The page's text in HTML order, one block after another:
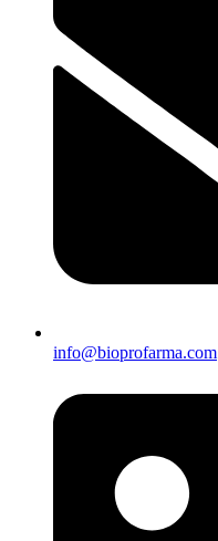
info@bioprofarma.com